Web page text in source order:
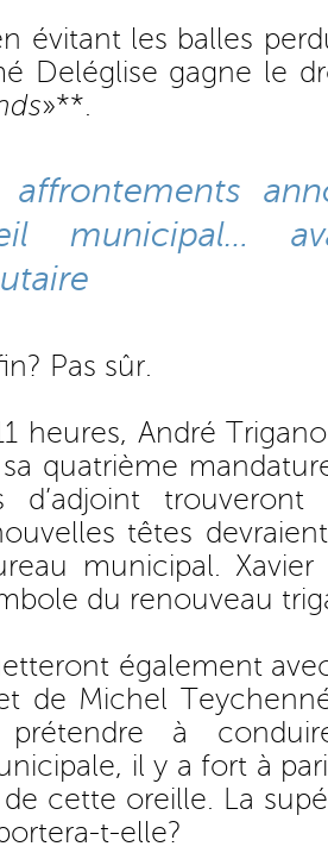
évitant les balles
Deléglise gagne le
»**.
affrontements
municipal…
Pas sûr.
heures, André
quatrième
trouveront
têtes
municipal. Xavier
du renouveau
également
de Michel
prétendre à
il y a fort à
de cette oreille. La
t-elle?